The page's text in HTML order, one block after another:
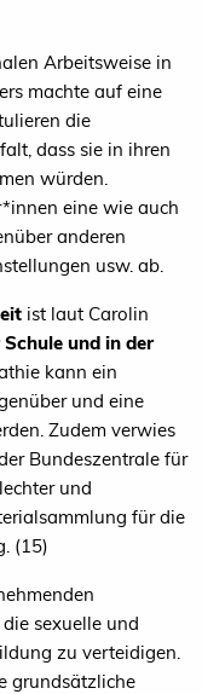
Arbeitsweise in
machte auf eine
die
dass sie in ihren
würden.
eine wie auch
anderen
usw. ab.
ist laut Carolin
und in der
kann ein
und eine
Zudem verwies
Bundeszentrale für
und
für die
(15)
sexuelle und
zu verteidigen.
grundsätzliche